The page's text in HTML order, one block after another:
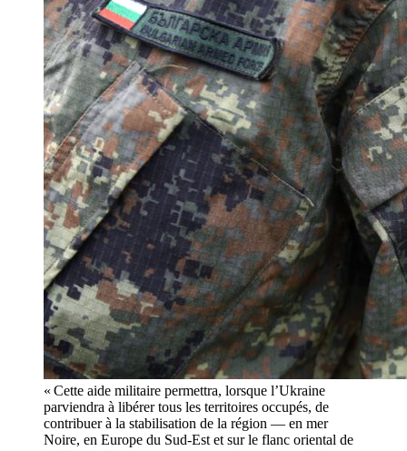
« Cette aide militaire permettra, lorsque l’Ukraine
parviendra à libérer tous les territoires occupés, de
contribuer à la stabilisation de la région — en mer
Noire, en Europe du Sud-Est et sur le flanc oriental de